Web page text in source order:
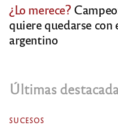
¿Lo merece?
quiere quedarse
argentino
Últimas
SUCESOS